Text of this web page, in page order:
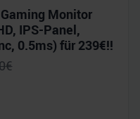
Monitor
IPS-Panel,
0.5ms) für 239€!!
€